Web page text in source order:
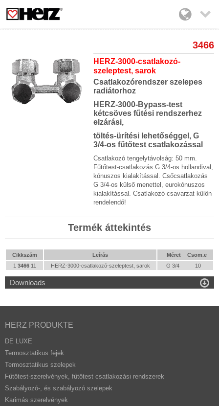

3466
HERZ-3000-csatlakozó-
szeleptest, sarok
Csatlakozórendszer szelepes
radiátorhoz
HERZ-3000-Bypass-test
kétcsöves fűtési rendszerhez
elzárási,
töltés-ürítési lehetőséggel, G
3/4-os fűtőtest csatlakozással
Csatlakozó tengelytávolság: 50 mm.
Fűtőtest-csatlakozás G 3/4-os hollandival,
kónuszos kialakítással. Csőcsatlakozás
G 3/4-os külső menettel, eurokónuszos
kialakítással. Csatlakozó csavarzat külön
rendelendő!
Termék áttekintés
Cikkszám Leírás Méret
Csom.e
1 346611 HERZ-3000-csatlakozó-szeleptest, sarok G 3/4 10
Downloads 
HERZ PRODUKTE
DE LUXE
Termosztatikus fejek
Termosztatikus szelepek
Fűtőtest-szerelvények, fűtőtest csatlakozási rendszerek
Szabályozó-, és szabályozó szelepek
Karimás szerelvények